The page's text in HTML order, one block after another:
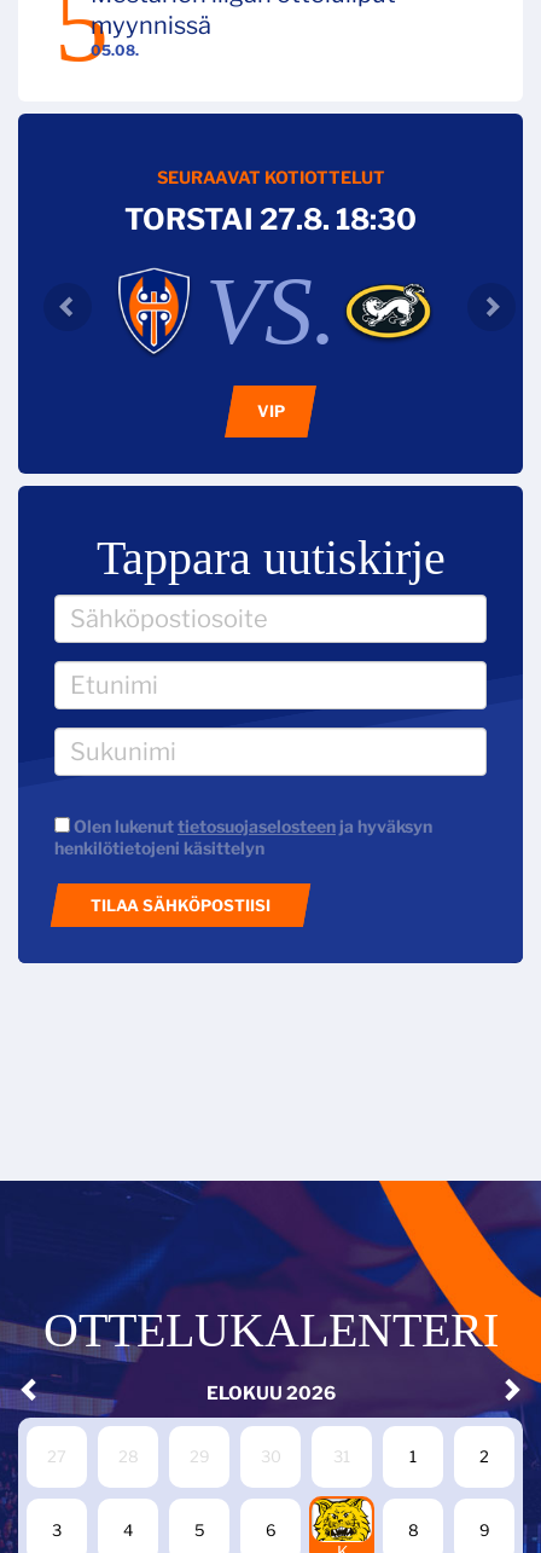
05.08.
myynnissä
SEURAAVAT KOTIOTTELUT
TORSTAI 27.8. 18:30
VS.
VIP
Tappara uutiskirje
Olen lukenuttietosuojaselosteen ja hyväksyn
henkilötietojeni käsittelyn
TILAA SÄHKÖPOSTIISI
OTTELUKALENTERI
ELOKUU 2026
27 28 29 30 31 1 2
3 4 5 6
7
8 9